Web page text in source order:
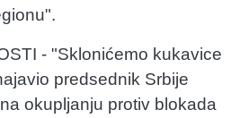
- "Sklonićemo kukavice
predsednik Srbije
okupljanju protiv blokada